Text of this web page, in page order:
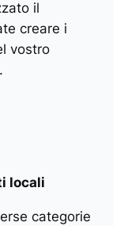
il
creare i
vostro
locali
categorie